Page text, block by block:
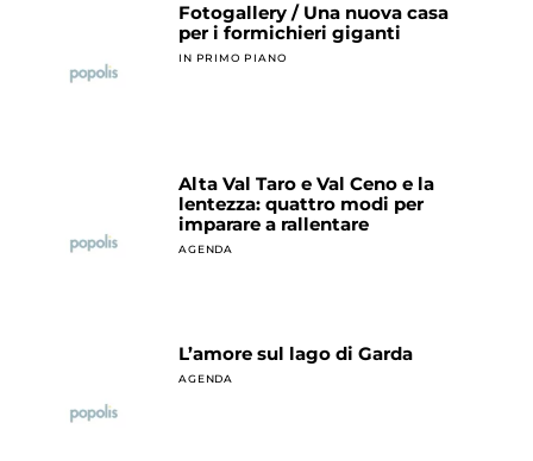
Fotogallery / Una nuova casa
per i formichieri giganti
IN PRIMO PIANO
Alta Val Taro e Val Ceno e la
lentezza: quattro modi per
imparare a rallentare
AGENDA
L’amore sul lago di Garda
AGENDA